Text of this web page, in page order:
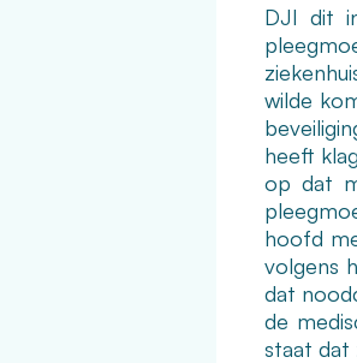
DJI dit
wilde
heeft
op dat
hoofd
volgens
dat
de
staat dat